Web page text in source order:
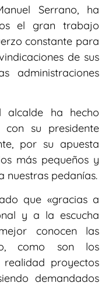
Serrano, ha
el gran trabajo
constante para
de sus
administraciones
alcalde ha hecho
su presidente
por su apuesta
más pequeños y
nuestras pedanías.
que «gracias a
y a la escucha
conocen las
como son los
realidad proyectos
demandados